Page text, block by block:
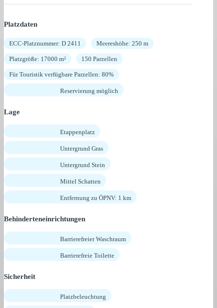
Platzdaten
ECC-Platznummer: D 2411 Meereshöhe: 250 m
Platzgröße: 17000 m² 150 Parzellen
Für Touristik verfügbare Parzellen: 80%
Reservierung möglich
Lage
Etappenplatz
Untergrund Gras
Untergrund Stein
Mittel Schatten
Entfernung zu ÖPNV: 1 km
Behinderteneinrichtungen
Barrierefreier Waschraum
Barrierefreie Toilette
Sicherheit
Platzbeleuchtung